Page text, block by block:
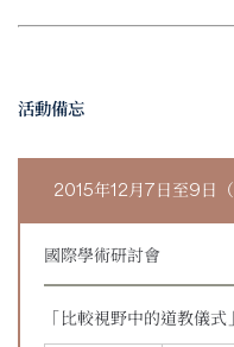
活動備忘
2015年12月7日至9日（
國際學術研討會
「比較視野中的道教儀